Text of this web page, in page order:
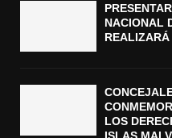
NACIONAL
LOS